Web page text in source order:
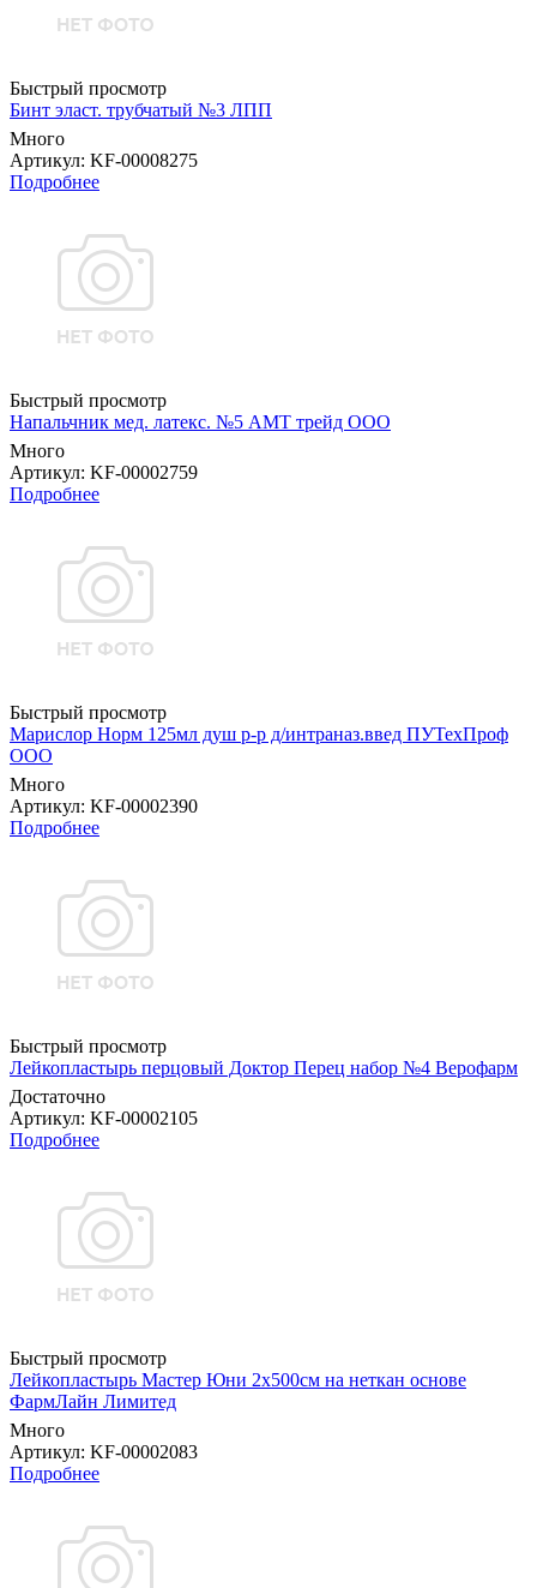
Быстрый просмотр
Бинт эласт. трубчатый №3 ЛПП
Много
Артикул: KF-00008275
Подробнее
Быстрый просмотр
Напальчник мед. латекс. №5 АМТ трейд ООО
Много
Артикул: KF-00002759
Подробнее
Быстрый просмотр
Марислор Норм 125мл душ р-р д/интраназ.введ ПУТехПроф
ООО
Много
Артикул: KF-00002390
Подробнее
Быстрый просмотр
Лейкопластырь перцовый Доктор Перец набор №4 Верофарм
Достаточно
Артикул: KF-00002105
Подробнее
Быстрый просмотр
Лейкопластырь Мастер Юни 2х500см на неткан основе
ФармЛайн Лимитед
Много
Артикул: KF-00002083
Подробнее